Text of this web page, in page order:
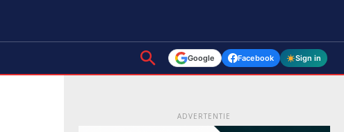
Google Facebook Sign in
ADVERTENTIE